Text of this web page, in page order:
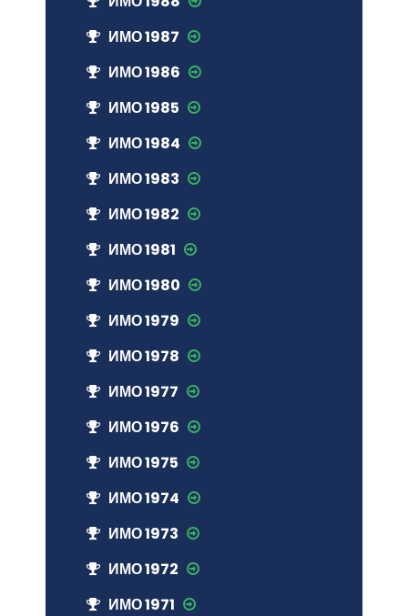
ИМО 1987
ИМО 1986
ИМО 1985
ИМО 1984
ИМО 1983
ИМО 1982
ИМО 1981
ИМО 1980
ИМО 1979
ИМО 1978
ИМО 1977
ИМО 1976
ИМО 1975
ИМО 1974
ИМО 1973
ИМО 1972
ИМО 1971